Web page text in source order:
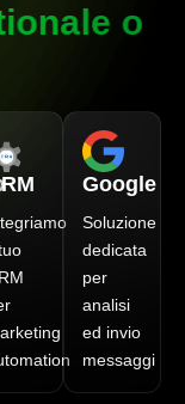
ionale o
Google
Soluzione
dedicata
per
analisi
ed invio
messaggi